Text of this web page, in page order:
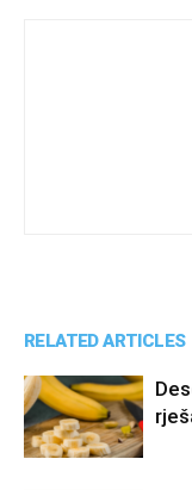
RELATED ARTICLES